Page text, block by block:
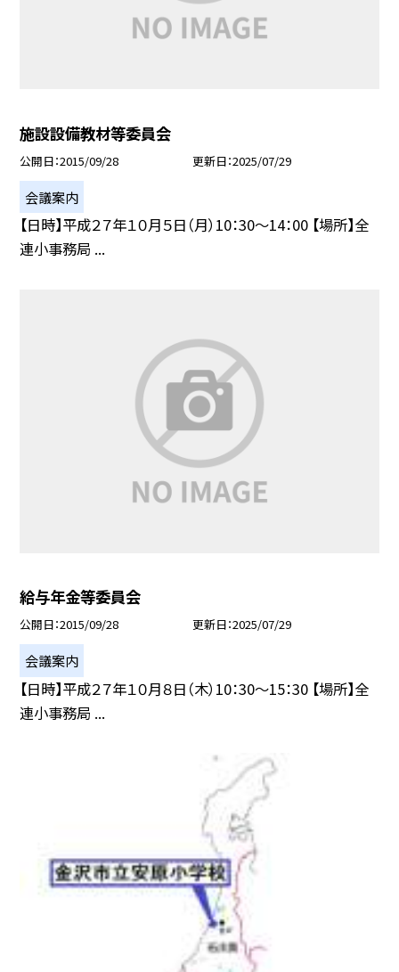
施設設備教材等委員会
公開日 2015/09/28 更新日 2025/07/29
会議案内
【日時】平成２７年１０月５日（月）10：30〜14：00 【場所】全
連小事務局 ...
給与年金等委員会
公開日 2015/09/28 更新日 2025/07/29
会議案内
【日時】平成２７年１０月８日（木）10：30〜15：30 【場所】全
連小事務局 ...